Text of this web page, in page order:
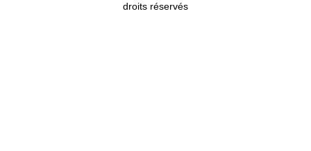
droits réservés